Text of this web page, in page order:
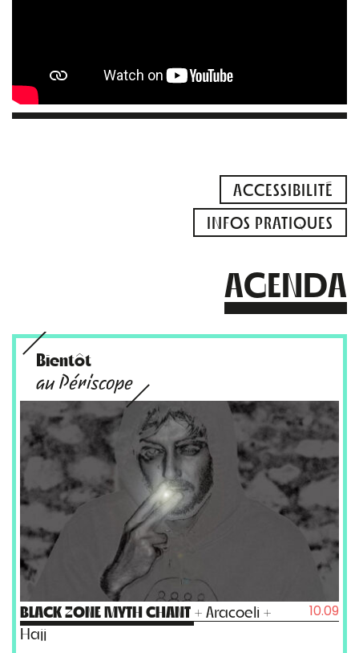
ACCESSIBILITÉ
INFOS PRATIQUES
AGENDA
Bientôt
au Périscope
BLACK ZONE MYTH CHANT + Aracoeli +
Hajj
10.09